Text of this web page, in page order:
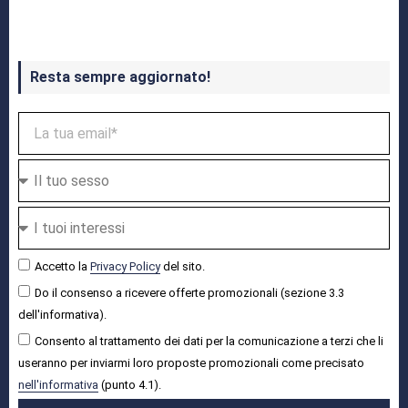
Resta sempre aggiornato!
Accetto la Privacy Policydel sito.
Do il consenso a ricevere offerte promozionali (sezione 3.3
dell'informativa).
Consento al trattamento dei dati per la comunicazione a terzi che li
useranno per inviarmi loro proposte promozionali come precisato
nell'informativa (punto 4.1).